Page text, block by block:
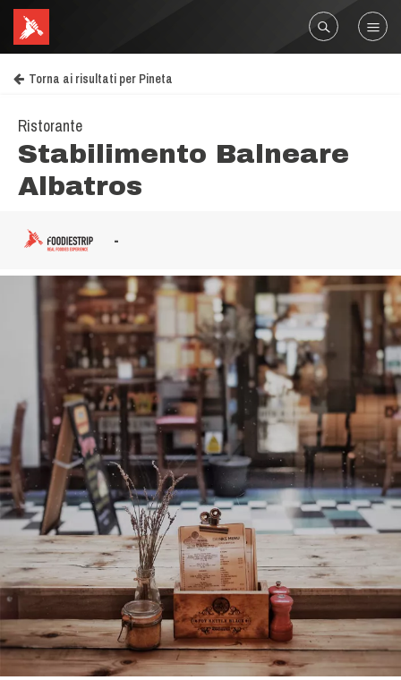
Torna ai risultati per Pineta
Ristorante
Stabilimento Balneare
Albatros
-